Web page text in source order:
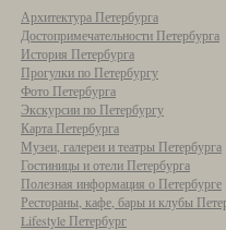
Архитектура Петербурга
Достопримечательности Петербурга
История Петербурга
Прогулки по Петербургу
Фото Петербурга
Экскурсии по Петербургу
Карта Петербурга
Музеи, галереи и театры Петербурга
Гостиницы и отели Петербурга
Полезная информация о Петербурге
Рестораны, кафе, бары и клубы
Lifestyle Петербург